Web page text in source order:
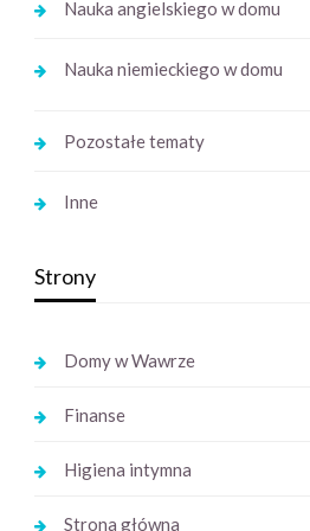
Nauka angielskiego w domu
Nauka niemieckiego w domu
Pozostałe tematy
Inne
Strony
Domy w Wawrze
Finanse
Higiena intymna
Strona główna